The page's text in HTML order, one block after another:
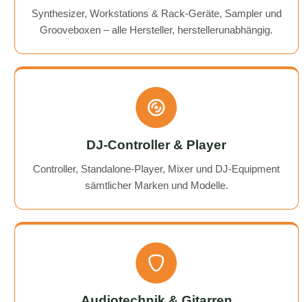
Synthesizer, Workstations & Rack-Geräte, Sampler und
Grooveboxen – alle Hersteller, herstellerunabhängig.
DJ-Controller & Player
Controller, Standalone-Player, Mixer und DJ-Equipment
sämtlicher Marken und Modelle.